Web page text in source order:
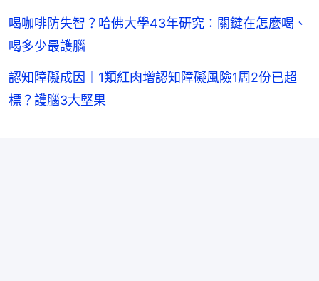
喝咖啡防失智？哈佛大學43年研究：關鍵在怎麼喝、
喝多少最護腦
認知障礙成因｜1類紅肉增認知障礙風險1周2份已超
標？護腦3大堅果